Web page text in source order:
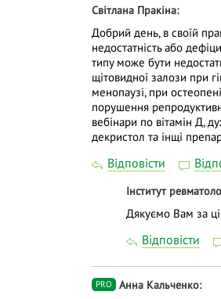
Світлана Пракіна
Добрий день, в своїй
недостатність або
типу може бути
щітовидної залози при
менопаузі, при
порушення
вебінари по вітамін Д,
декристол та інщі
Відповісти
Інститут
Дякуємо Вам за
Відповісти
PRO Анна Кальченко